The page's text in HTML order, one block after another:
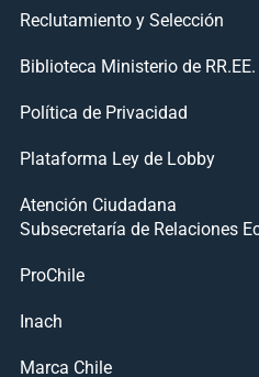
Reclutamiento y Selección
Biblioteca Ministerio de RR.EE.
Política de Privacidad
Plataforma Ley de Lobby
Atención Ciudadana
Subsecretaría de Relaciones
ProChile
Inach
Marca Chile